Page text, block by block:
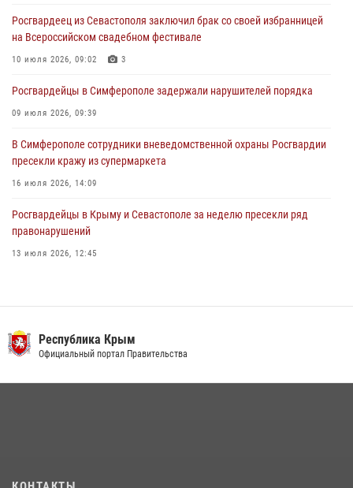
Росгвардейцы оперативно задержали нарушителя на охраняемом
объекте в Севастополе
Росгвардеец из Севастополя заключил брак со своей избранницей
на Всероссийском свадебном фестивале
10 июля 2026, 09:02 3
Росгвардейцы в Симферополе задержали нарушителей порядка
09 июля 2026, 09:39
В Симферополе сотрудники вневедомственной охраны Росгвардии
пресекли кражу из супермаркета
16 июля 2026, 14:09
Росгвардейцы в Крыму и Севастополе за неделю пресекли ряд
правонарушений
13 июля 2026, 12:45
В Ялте росгвардейцы задержали подозреваемого в краже
Республика Крым
Официальный портал Правительства